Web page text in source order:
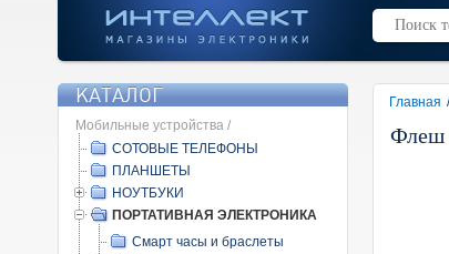
КАТАЛОГ
Мобильные устройства /
СОТОВЫЕ ТЕЛЕФОНЫ
ПЛАНШЕТЫ
НОУТБУКИ
ПОРТАТИВНАЯ ЭЛЕКТРОНИКА
Смарт часы и браслеты
Главная /
Флеш